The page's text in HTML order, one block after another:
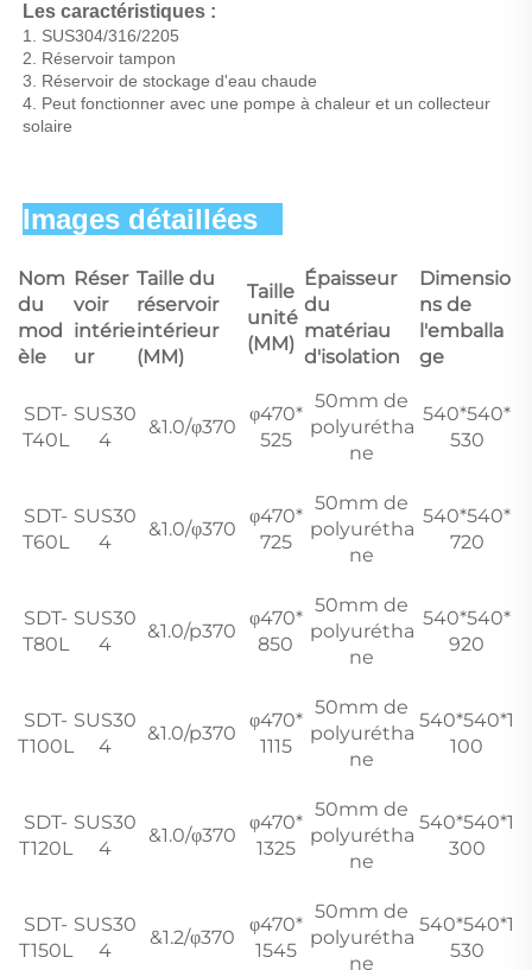
Les caractéristiques :
1. SUS304/316/2205
2. Réservoir tampon
3. Réservoir de stockage d'eau chaude
4. Peut fonctionner avec une pompe à chaleur et un collecteur
solaire
Images détaillées
Nom
du
mod
èle
Réser
voir
intérie
ur
Taille du
réservoir
intérieur
(MM)
Taille
unité
(MM)
Épaisseur
du
matériau
d'isolation
Dimensio
ns de
l'emballa
ge
SDT-
T40L
SUS30
4
&1.0/φ370
φ470*
525
50mm de
polyurétha
ne
540*540*
530
SDT-
T60L
SUS30
4
&1.0/φ370
φ470*
725
50mm de
polyurétha
ne
540*540*
720
SDT-
T80L
SUS30
4
&1.0/p370
φ470*
850
50mm de
polyurétha
ne
540*540*
920
SDT-
T100L
SUS30
4
&1.0/p370
φ470*
1115
50mm de
polyurétha
ne
540*540*1
100
SDT-
T120L
SUS30
4
&1.0/φ370
φ470*
1325
50mm de
polyurétha
ne
540*540*1
300
SDT-
T150L
SUS30
4
&1.2/φ370
φ470*
1545
50mm de
polyurétha
ne
540*540*1
530